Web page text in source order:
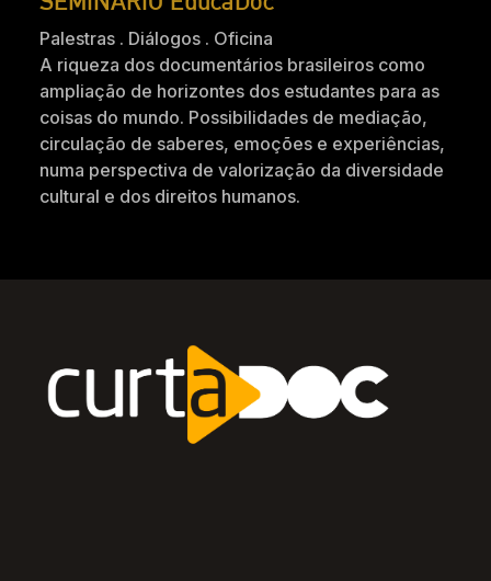
Palestras . Diálogos . Oficina
A riqueza dos documentários brasileiros como
ampliação de horizontes dos estudantes para as
coisas do mundo. Possibilidades de mediação,
circulação de saberes, emoções e experiências,
numa perspectiva de valorização da diversidade
cultural e dos direitos humanos.